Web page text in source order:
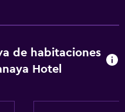
de habitaciones
Hotel